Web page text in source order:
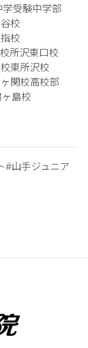
学受験中学部
校
校
所沢東口校
東所沢校
関校高校部
島校
#山手ジュニア